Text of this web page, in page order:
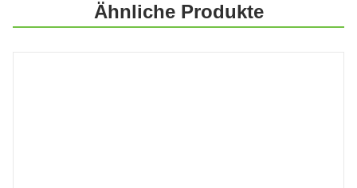
Ähnliche Produkte